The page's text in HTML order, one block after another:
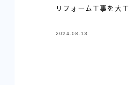
リフォーム工事を大
2024.08.13